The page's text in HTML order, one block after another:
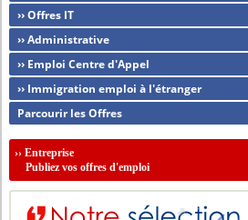
›› Offres IT
›› Administrative
›› Emploi Centre d'Appel
›› Immigration emploi à l'étranger
Parcourir les Offres
››Entreprise
Publiez vos offres d'emploi